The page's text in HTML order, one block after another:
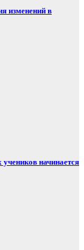
изменений в
начинается